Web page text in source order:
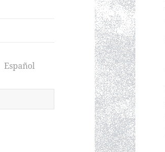
Español